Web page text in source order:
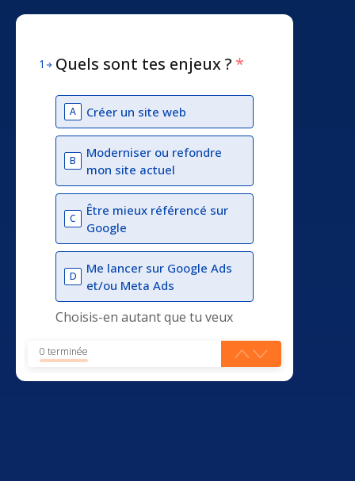
1 Quels sont tes enjeux ? *
A Créer un site web
B
Moderniser ou refondre
mon site actuel
C
Être mieux référencé sur
Google
D
Me lancer sur Google Ads
et/ou Meta Ads
Choisis-en autant que tu veux
0 terminée